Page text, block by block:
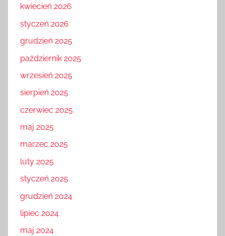
kwiecień 2026
styczeń 2026
grudzień 2025
październik 2025
wrzesień 2025
sierpień 2025
czerwiec 2025
maj 2025
marzec 2025
luty 2025
styczeń 2025
grudzień 2024
lipiec 2024
maj 2024